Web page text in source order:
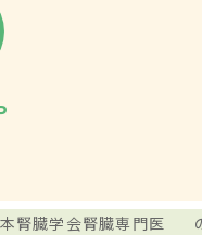
腎臓学会腎臓専門医